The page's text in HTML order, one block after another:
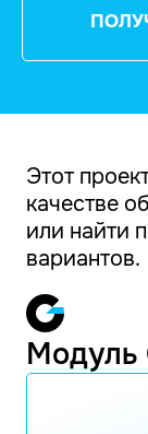
Этот
качестве
или найти
вариантов.
Модуль